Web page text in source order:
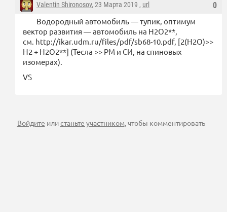
0
Valentin Shironosov, 23 Марта 2019 , url
Водородный автомобиль — тупик, оптимум
вектор развития — автомобиль на H2O2**,
см. http://ikar.udm.ru/files/pdf/sb68-10.pdf, [2(H2O)>>
H2 + H2O2**] (Тесла >> РМ и СИ, на спиновых
изомерах).
VS
Войдите илистаньте участником, чтобы комментировать